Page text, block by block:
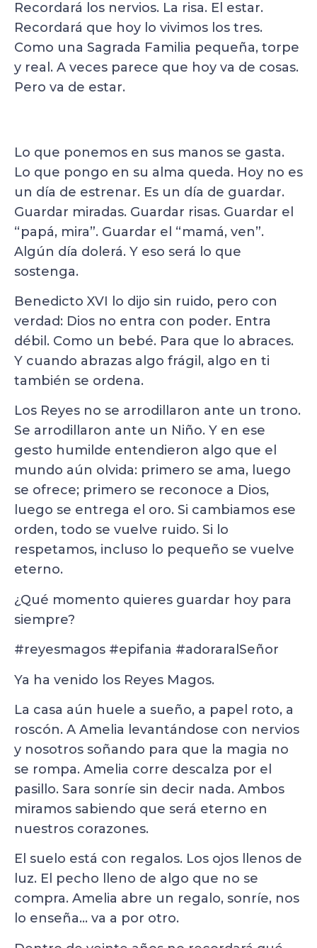
Recordará los nervios. La risa. El estar.
Recordará que hoy lo vivimos los tres.
Como una Sagrada Familia pequeña, torpe
y real. A veces parece que hoy va de cosas.
Pero va de estar.
Lo que ponemos en sus manos se gasta.
Lo que pongo en su alma queda. Hoy no es
un día de estrenar. Es un día de guardar.
Guardar miradas. Guardar risas. Guardar el
“papá, mira”. Guardar el “mamá, ven”.
Algún día dolerá. Y eso será lo que
sostenga.
Benedicto XVI lo dijo sin ruido, pero con
verdad: Dios no entra con poder. Entra
débil. Como un bebé. Para que lo abraces.
Y cuando abrazas algo frágil, algo en ti
también se ordena.
Los Reyes no se arrodillaron ante un trono.
Se arrodillaron ante un Niño. Y en ese
gesto humilde entendieron algo que el
mundo aún olvida: primero se ama, luego
se ofrece; primero se reconoce a Dios,
luego se entrega el oro. Si cambiamos ese
orden, todo se vuelve ruido. Si lo
respetamos, incluso lo pequeño se vuelve
eterno.
¿Qué momento quieres guardar hoy para
siempre?
#reyesmagos #epifania #adoraralSeñor
Ya ha venido los Reyes Magos.
La casa aún huele a sueño, a papel roto, a
roscón. A Amelia levantándose con nervios
y nosotros soñando para que la magia no
se rompa. Amelia corre descalza por el
pasillo. Sara sonríe sin decir nada. Ambos
miramos sabiendo que será eterno en
nuestros corazones.
El suelo está con regalos. Los ojos llenos de
luz. El pecho lleno de algo que no se
compra. Amelia abre un regalo, sonríe, nos
lo enseña… va a por otro.